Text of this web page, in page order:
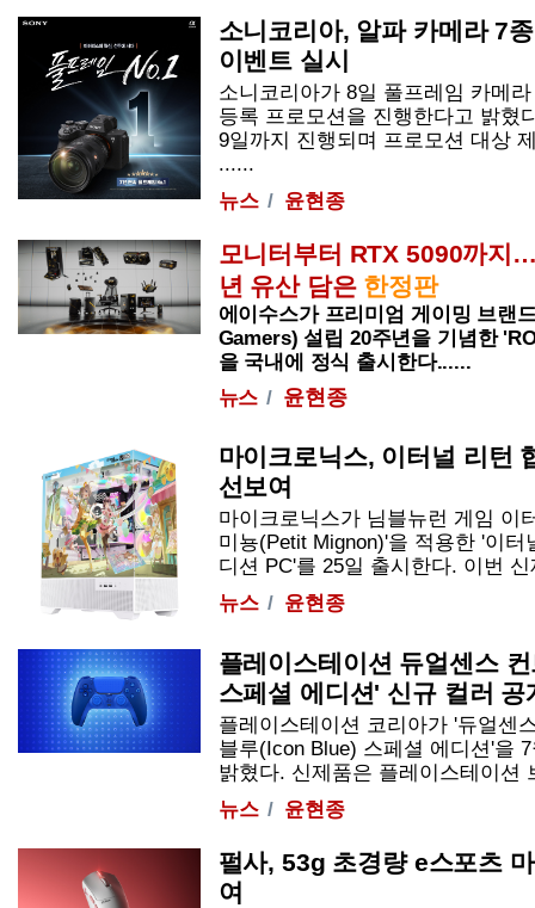
소니코리아, 알파 카메라 7
이벤트 실시
소니코리아가 8일 풀프레임 카메
등록 프로모션을 진행한다고 밝혔
9일까지 진행되며 프로모션 대상
......
뉴스
윤현종
모니터부터 RTX 5090까지
년 유산 담은 한정판
에이수스가 프리미엄 게이밍 브랜
Gamers) 설립 20주년을 기념한
을 국내에 정식 출시한다......
뉴스
윤현종
마이크로닉스, 이터널 리턴
선보여
마이크로닉스가 님블뉴런 게임 이
미뇽(Petit Mignon)'을 적용한 '이
디션 PC'를 25일 출시한다. 이번
뉴스
윤현종
플레이스테이션 듀얼센스
스페셜 에디션' 신규 컬러 공
플레이스테이션 코리아가 '듀얼센
블루(Icon Blue) 스페셜 에디션'을
밝혔다. 신제품은 플레이스테이션
뉴스
윤현종
펄사, 53g 초경량 e스포츠
여